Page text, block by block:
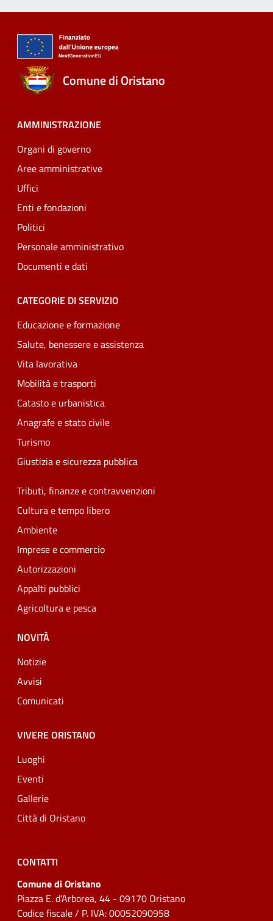
Comune di Oristano
AMMINISTRAZIONE
Organi di governo
Aree amministrative
Uffici
Enti e fondazioni
Politici
Personale amministrativo
Documenti e dati
CATEGORIE DI SERVIZIO
Educazione e formazione
Salute, benessere e assistenza
Vita lavorativa
Mobilità e trasporti
Catasto e urbanistica
Anagrafe e stato civile
Turismo
Giustizia e sicurezza pubblica
Tributi, finanze e contravvenzioni
Cultura e tempo libero
Ambiente
Imprese e commercio
Autorizzazioni
Appalti pubblici
Agricoltura e pesca
NOVITÀ
Notizie
Avvisi
Comunicati
VIVERE ORISTANO
Luoghi
Eventi
Gallerie
Città di Oristano
CONTATTI
Comune di Oristano
Piazza E. d'Arborea, 44 - 09170 Oristano
Codice fiscale / P. IVA: 00052090958